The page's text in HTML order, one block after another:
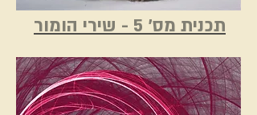
תכנית מס' 5 - שירי הומור